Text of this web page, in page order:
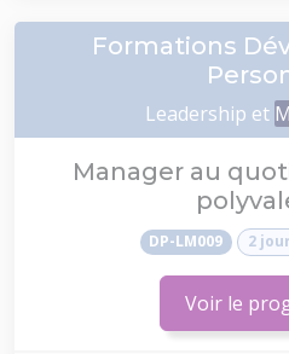
Formations
Leadership et
Manager au
DP-LM009 2
Voir le